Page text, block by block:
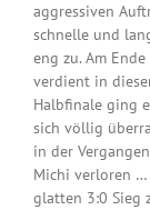
aggressiven
schnelle und
eng zu. Am
verdient in
Halbfinale ging
sich völlig
in der
Michi verloren …
glatten 3:0 Sieg